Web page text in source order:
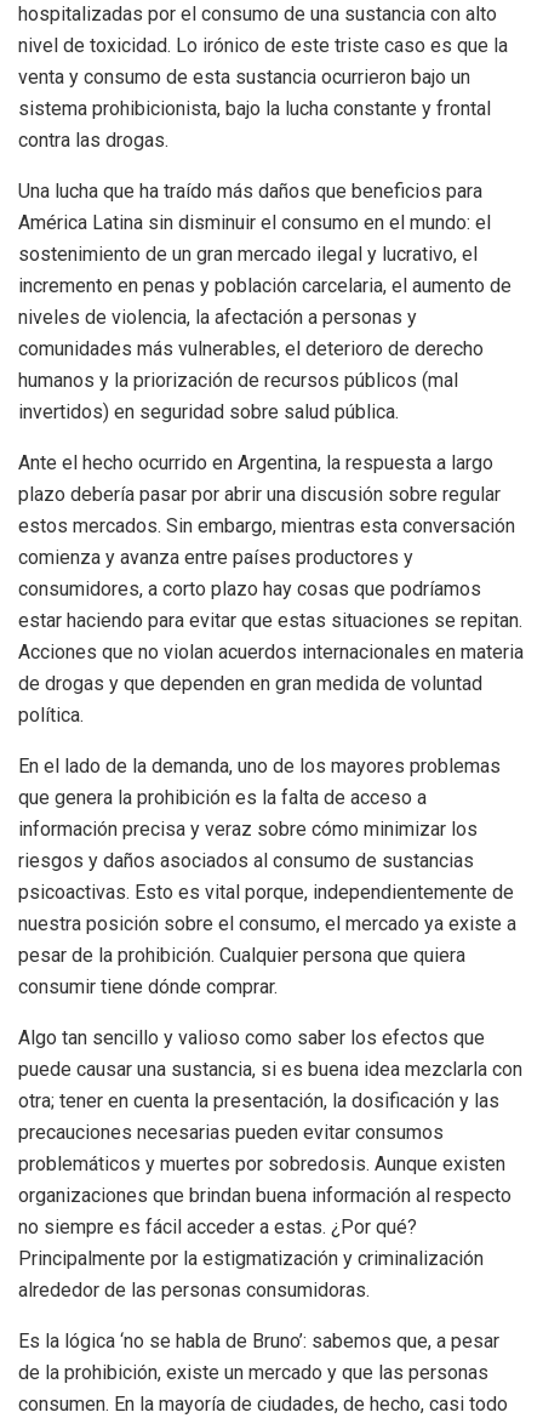
hospitalizadas por el consumo de una sustancia con alto
nivel de toxicidad. Lo irónico de este triste caso es que la
venta y consumo de esta sustancia ocurrieron bajo un
sistema prohibicionista, bajo la lucha constante y frontal
contra las drogas.
Una lucha que ha traído más daños que beneficios para
América Latina sin disminuir el consumo en el mundo: el
sostenimiento de un gran mercado ilegal y lucrativo, el
incremento en penas y población carcelaria, el aumento de
niveles de violencia, la afectación a personas y
comunidades más vulnerables, el deterioro de derecho
humanos y la priorización de recursos públicos (mal
invertidos) en seguridad sobre salud pública.
Ante el hecho ocurrido en Argentina, la respuesta a largo
plazo debería pasar por abrir una discusión sobre regular
estos mercados. Sin embargo, mientras esta conversación
comienza y avanza entre países productores y
consumidores, a corto plazo hay cosas que podríamos
estar haciendo para evitar que estas situaciones se repitan.
Acciones que no violan acuerdos internacionales en materia
de drogas y que dependen en gran medida de voluntad
política.
En el lado de la demanda, uno de los mayores problemas
que genera la prohibición es la falta de acceso a
información precisa y veraz sobre cómo minimizar los
riesgos y daños asociados al consumo de sustancias
psicoactivas. Esto es vital porque, independientemente de
nuestra posición sobre el consumo, el mercado ya existe a
pesar de la prohibición. Cualquier persona que quiera
consumir tiene dónde comprar.
Algo tan sencillo y valioso como saber los efectos que
puede causar una sustancia, si es buena idea mezclarla con
otra; tener en cuenta la presentación, la dosificación y las
precauciones necesarias pueden evitar consumos
problemáticos y muertes por sobredosis. Aunque existen
organizaciones que brindan buena información al respecto
no siempre es fácil acceder a estas. ¿Por qué?
Principalmente por la estigmatización y criminalización
alrededor de las personas consumidoras.
Es la lógica ‘no se habla de Bruno’: sabemos que, a pesar
de la prohibición, existe un mercado y que las personas
consumen. En la mayoría de ciudades, de hecho, casi todo